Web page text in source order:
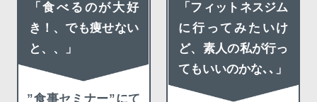
「食べるのが大好
き！、でも痩せない
と、、」
”食事セミナー”にて
「フィットネスジム
に行ってみたいけ
ど、素人の私が行っ
てもいいのかな､､」